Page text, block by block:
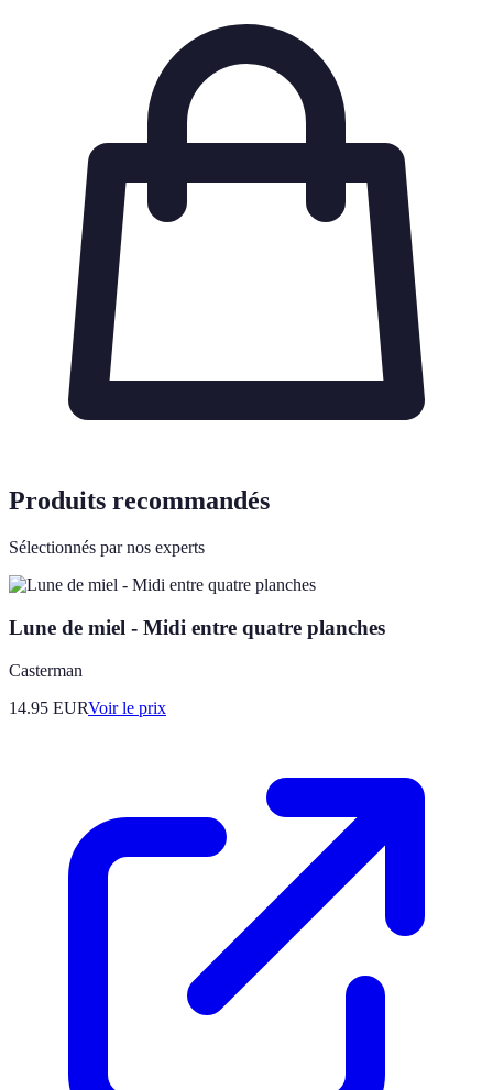
Produits recommandés
Sélectionnés par nos experts
Lune de miel - Midi entre quatre planches
Casterman
14.95 EURVoir le prix